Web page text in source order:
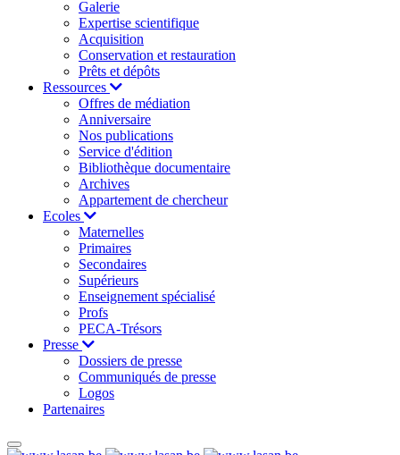
Galerie
Expertise scientifique
Acquisition
Conservation et restauration
Prêts et dépôts
Ressources
Offres de médiation
Anniversaire
Nos publications
Service d'édition
Bibliothèque documentaire
Archives
Appartement de chercheur
Ecoles
Maternelles
Primaires
Secondaires
Supérieurs
Enseignement spécialisé
Profs
PECA-Trésors
Presse
Dossiers de presse
Communiqués de presse
Logos
Partenaires